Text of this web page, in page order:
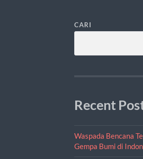
CARI
Recent
Waspada Bencana
Gempa Bumi di